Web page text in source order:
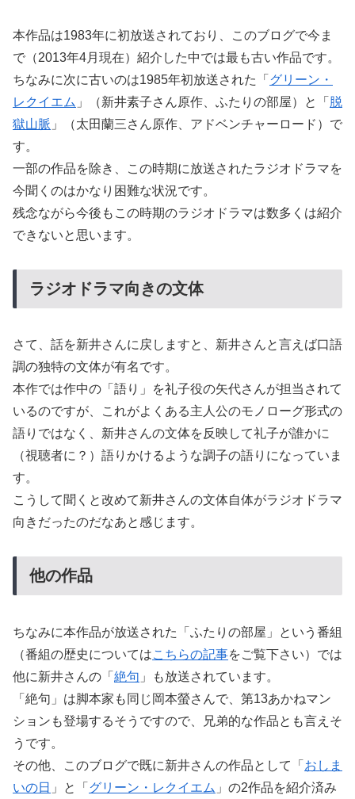
本作品は1983年に初放送されており、このブログで今ま
で（2013年4月現在）紹介した中では最も古い作品です。
ちなみに次に古いのは1985年初放送された「 グリーン・
レクイエム 」（新井素子さん原作、ふたりの部屋）と「 脱
獄山脈 」（太田蘭三さん原作、アドベンチャーロード）で
す。
一部の作品を除き、この時期に放送されたラジオドラマを
今聞くのはかなり困難な状況です。
残念ながら今後もこの時期のラジオドラマは数多くは紹介
できないと思います。
ラジオドラマ向きの文体
さて、話を新井さんに戻しますと、新井さんと言えば口語
調の独特の文体が有名です。
本作では作中の「語り」を礼子役の矢代さんが担当されて
いるのですが、これがよくある主人公のモノローグ形式の
語りではなく、新井さんの文体を反映して礼子が誰かに
（視聴者に？）語りかけるような調子の語りになっていま
す。
こうして聞くと改めて新井さんの文体自体がラジオドラマ
向きだったのだなあと感じます。
他の作品
ちなみに本作品が放送された「ふたりの部屋」という番組
（番組の歴史についてはこちらの記事をご覧下さい）では
他に新井さんの「 絶句 」も放送されています。
「絶句」は脚本家も同じ岡本螢さんで、第13あかねマン
ションも登場するそうですので、兄弟的な作品とも言えそ
うです。
その他、このブログで既に新井さんの作品として「 おしま
いの日 」と「 グリーン・レクイエム 」の2作品を紹介済み